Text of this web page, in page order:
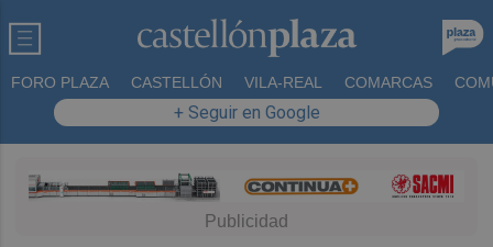
FORO PLAZA CASTELLÓN VILA-REAL COMARCAS
+ Seguir en Google